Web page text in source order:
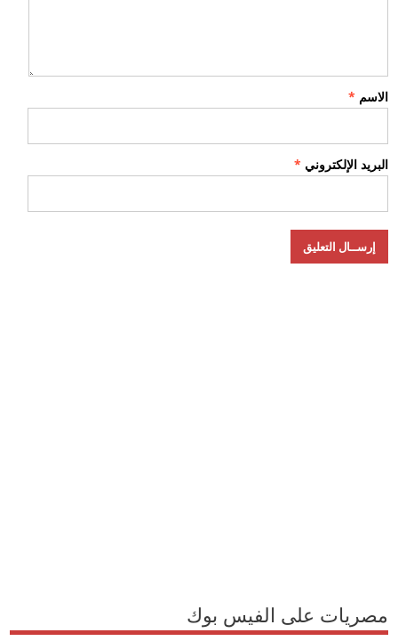
الاسم *
البريد الإلكتروني *
مصريات على الفيس بوك